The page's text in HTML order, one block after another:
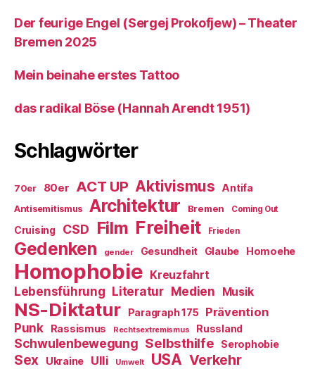
Der feurige Engel (Sergej Prokofjew) – Theater
Bremen 2025
Mein beinahe erstes Tattoo
das radikal Böse (Hannah Arendt 1951)
Schlagwörter
70er 80er ACT UP Aktivismus Antifa
Antisemitismus Architektur Bremen Coming Out
Cruising CSD Film Freiheit Frieden
Gedenken gender Gesundheit Glaube Homoehe
Homophobie Kreuzfahrt
Lebensführung Literatur Medien Musik
NS-Diktatur Paragraph 175
Prävention
Punk
Rassismus Rechtsextremismus Russland
Schwulenbewegung Selbsthilfe Serophobie
Sex Ukraine Ulli Umwelt USA Verkehr